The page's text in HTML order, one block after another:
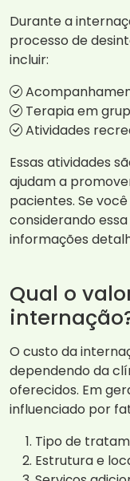
Durante a
processo de
incluir:
Terapia em
Atividades
Essas atividades
ajudam a
pacientes. Se
considerando
informações
Qual o
O custo da
dependendo da
oferecidos. Em
influenciado por
Tipo de
Estrutura e